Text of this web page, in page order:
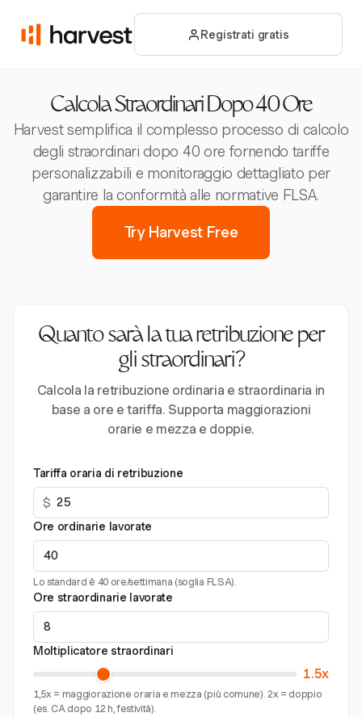
Registrati gratis
Calcola Straordinari Dopo 40 Ore
Harvest semplifica il complesso processo di calcolo
degli straordinari dopo 40 ore fornendo tariffe
personalizzabili e monitoraggio dettagliato per
garantire la conformità alle normative FLSA.
Try Harvest Free
Quanto sarà la tua retribuzione per
gli straordinari?
Calcola la retribuzione ordinaria e straordinaria in
base a ore e tariffa. Supporta maggiorazioni
orarie e mezza e doppie.
Tariffa oraria di retribuzione
$
Ore ordinarie lavorate
Lo standard è 40 ore/settimana (soglia FLSA).
Ore straordinarie lavorate
Moltiplicatore straordinari
1.5x
1,5x = maggiorazione oraria e mezza (più comune). 2x = doppio
(es. CA dopo 12 h, festività).